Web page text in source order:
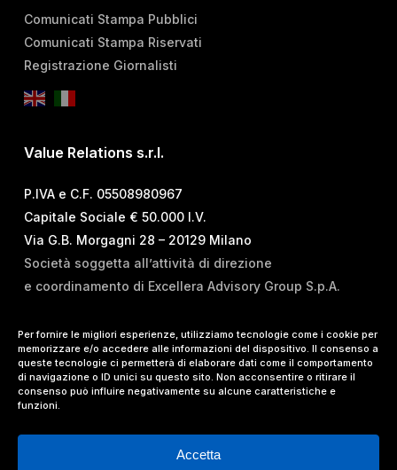
Per fornire le migliori esperienze, utilizziamo tecnologie come i cookie per
memorizzare e/o accedere alle informazioni del dispositivo. Il consenso a
queste tecnologie ci permetterà di elaborare dati come il comportamento
di navigazione o ID unici su questo sito. Non acconsentire o ritirare il
consenso può influire negativamente su alcune caratteristiche e
funzioni.
Accetta
Comunicati Stampa Pubblici
Comunicati Stampa Riservati
Registrazione Giornalisti
Value Relations s.r.l.
P.IVA e C.F. 05508980967
Capitale Sociale € 50.000 I.V.
Via G.B. Morgagni 28 – 20129 Milano
Società soggetta all’attività di direzione
e coordinamento di Excellera Advisory Group S.p.A.
T. +39 02 84 99 02 01
E.info@vrelations.it
Termini d’uso|Privacy Policy|Cookie Policy|